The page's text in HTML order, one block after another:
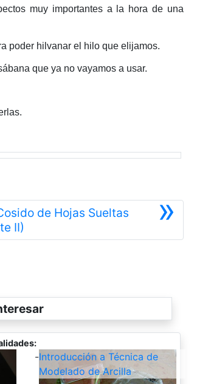
muy importantes a la hora de una
poder hilvanar el hilo que elijamos.
que ya no vayamos a usar.
»
de Hojas Sueltas
II)
-Introducción a Técnica de
Modelado de Arcilla